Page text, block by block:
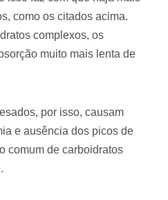
como os citados acima.
complexos, os
muito mais lenta de
por isso, causam
e ausência dos picos de
comum de carboidratos